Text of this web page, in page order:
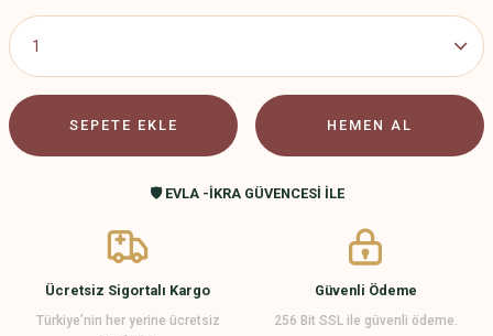
SEPETE EKLE HEMEN AL
🛡️ EVLA -İKRA GÜVENCESİ İLE
Ücretsiz Sigortalı Kargo
Türkiye’nin her yerine ücretsiz
Güvenli Ödeme
256 Bit SSL ile güvenli ödeme.